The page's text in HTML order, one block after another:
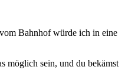
Bahnhof würde ich in eine
möglich sein, und du bekämst